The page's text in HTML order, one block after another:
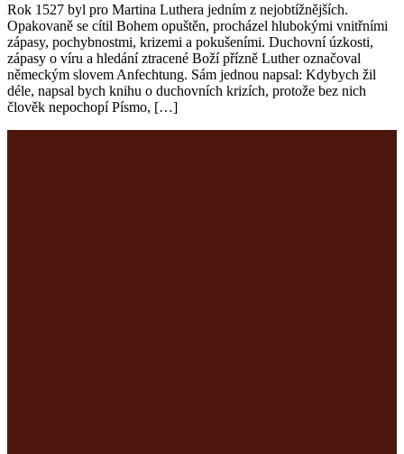
Rok 1527 byl pro Martina Luthera jedním z nejobtížnějších.
Opakovaně se cítil Bohem opuštěn, procházel hlubokými vnitřními
zápasy, pochybnostmi, krizemi a pokušeními. Duchovní úzkosti,
zápasy o víru a hledání ztracené Boží přízně Luther označoval
německým slovem Anfechtung. Sám jednou napsal: Kdybych žil
déle, napsal bych knihu o duchovních krizích, protože bez nich
člověk nepochopí Písmo, […]